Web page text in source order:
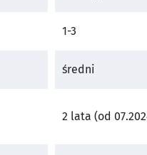
1-3
średni
2 lata (od